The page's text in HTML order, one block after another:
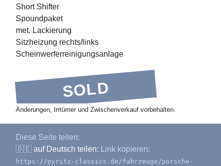
Short Shifter
Spoundpaket
met. Lackierung
Sitzheizung rechts/links
Scheinwerferreinigungsanlage
SOLD
Änderungen, Irrtümer und Zwischenverkauf vorbehalten.
Diese Seite teilen:
🇩🇪 auf Deutsch teilen: Link kopieren:
https://pyritz-classics.de/fahrzeuge/porsche-